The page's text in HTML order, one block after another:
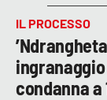
IL PROCESSO
condanna a